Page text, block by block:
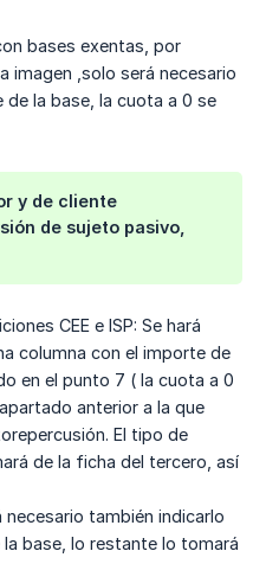
bases exentas, por
imagen ,solo será necesario
de la base, la cuota a 0 se
y de cliente
de sujeto pasivo,
CEE e ISP: Se hará
columna con el importe de
en el punto 7 ( la cuota a 0
anterior a la que
El tipo de
de la ficha del tercero, así
necesario también indicarlo
base, lo restante lo tomará